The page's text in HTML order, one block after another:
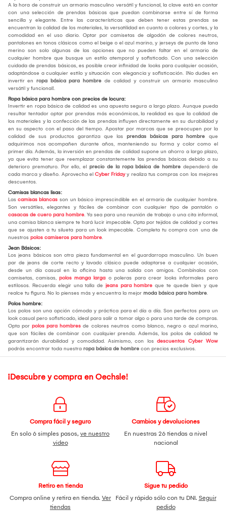
A la hora de construir un armario masculino versátil y funcional, la clave está en contar
con una selección de prendas básicas que puedan combinarse entre sí de forma
sencilla y elegante. Entre las características que deben tener estas prendas se
encuentran la calidad de los materiales, la versatilidad en cuanto a colores y cortes, y la
comodidad en el uso diario. Optar por camisetas de algodón de colores neutros,
pantalones en tonos clásicos como el beige o el azul marino, y jerseys de punto de lana
merino son solo algunas de las opciones que no pueden faltar en el armario de
cualquier hombre que busque un estilo atemporal y sofisticado. Con una selección
cuidada de prendas básicas, es posible crear infinidad de looks para cualquier ocasión,
adaptándose a cualquier estilo y situación con elegancia y sofisticación. ¡No dudes en
invertir en ropa básica para hombre de calidad y construir un armario masculino
versátil y funcional!.
Ropa básica para hombre con precios de locura:
Invertir en ropa básica de calidad es una apuesta segura a largo plazo. Aunque pueda
resultar tentador optar por prendas más económicas, la realidad es que la calidad de
los materiales y la confección de las prendas influyen directamente en su durabilidad y
en su aspecto con el paso del tiempo. Apostar por marcas que se preocupen por la
calidad de sus productos garantiza que las prendas básicas para hombre que
adquirimos nos acompañen durante años, manteniendo su forma y color como el
primer día. Además, la inversión en prendas de calidad supone un ahorro a largo plazo,
ya que evita tener que reemplazar constantemente las prendas básicas debido a su
deterioro prematuro. Por ello, el precio de la ropa básica de hombre dependerá de
cada marca y diseño. Aprovecha el Cyber Fridayy realiza tus compras con los mejores
descuentos.
Camisas blancas lisas:
Las camisas blancas son un básico imprescindible en el armario de cualquier hombre.
Son versátiles, elegantes y fáciles de combinar con cualquier tipo de pantalón o
casacas de cuero para hombre. Ya sea para una reunión de trabajo o una cita informal,
una camisa blanca siempre te hará lucir impecable. Opta por tejidos de calidad y cortes
que se ajusten a tu silueta para un look impecable. Completa tu compra con una de
nuestros polos camiseros para hombre.
Jean Básicos:
Los jeans básicos son otra pieza fundamental en el guardarropa masculino. Un buen
par de jeans de corte recto y lavado clásico puede adaptarse a cualquier ocasión,
desde un día casual en la oficina hasta una salida con amigos. Combínalos con
camisetas, camisas, polos manga larga o poleras para crear looks informales pero
estilosos. Recuerda elegir una talla de jeans para hombre que te quede bien y que
realce tu figura. No lo pienses más y encuentra la mejor moda básica para hombre.
Polos hombre:
Los polos son una opción cómoda y práctica para el día a día. Son perfectos para un
look casual pero sofisticado, ideal para salir a tomar algo o para una tarde de compras.
Opta por polos para hombres de colores neutros como blanco, negro o azul marino,
que son fáciles de combinar con cualquier prenda. Además, los polos de calidad te
garantizarán durabilidad y comodidad. Asimismo, con los descuentos Cyber Wow
podrás encontrar toda nuestra ropa básica de hombre con precios exclusivos.
¡Descubre y compra en Oechsle!
Compra fácil y seguro
En solo 6 simples pasos, ve nuestro
video
Cambios y devoluciones
En nuestras 26 tiendas a nivel
nacional
Retiro en tienda
Compra online y retira en tienda. Ver
tiendas
Sigue tu pedido
Fácil y rápido sólo con tu DNI. Seguir
pedido